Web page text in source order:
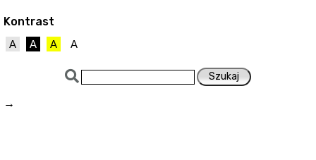
Kontrast
A A A A
→